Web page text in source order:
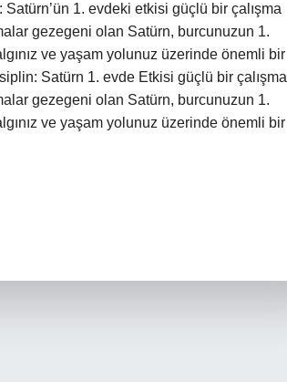
1. evdeki etkisi güçlü bir çalışma
gezegeni olan Satürn, burcunuzun 1.
ve yaşam yolunuz üzerinde önemli bir
Satürn 1. evde Etkisi güçlü bir çalışma
gezegeni olan Satürn, burcunuzun 1.
ve yaşam yolunuz üzerinde önemli bir